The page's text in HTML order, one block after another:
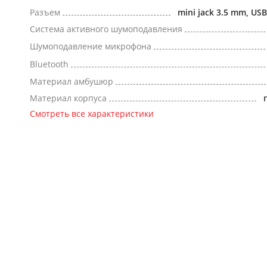
Разъем
mini jack 3.5 mm,
Система активного шумоподавления
Шумоподавление микрофона
Bluetooth
Материал амбушюр
Материал корпуса
Смотреть все характеристики